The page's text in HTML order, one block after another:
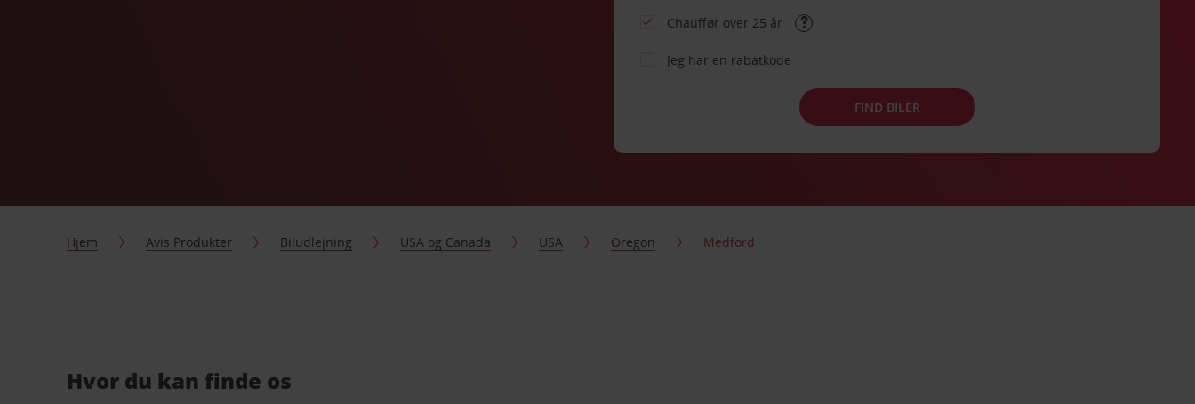
Chauffør over 25 år
Jeg har en rabatkode
FIND BILER
Hjem Avis Produkter Biludlejning USA og Canada USA Oregon Medford
Hvor du kan finde os